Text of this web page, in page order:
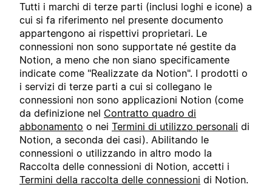
Tutti i marchi di terze parti (inclusi loghi e icone) a
cui si fa riferimento nel presente documento
appartengono ai rispettivi proprietari. Le
connessioni non sono supportate né gestite da
Notion, a meno che non siano specificamente
indicate come "Realizzate da Notion". I prodotti o
i servizi di terze parti a cui si collegano le
connessioni non sono applicazioni Notion (come
da definizione nel Contratto quadro di
abbonamento o nei Termini di utilizzo personali di
Notion, a seconda dei casi). Abilitando le
connessioni o utilizzando in altro modo la
Raccolta delle connessioni di Notion, accetti i
Termini della raccolta delle connessioni di Notion.